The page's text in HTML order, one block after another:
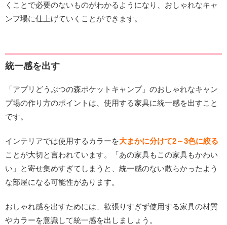
くことで必要のないものがわかるようになり、おしゃれなキャ
ンプ場に仕上げていくことができます。
統一感を出す
「アプリどうぶつの森ポケットキャンプ」のおしゃれなキャン
プ場の作り方のポイントは、使用する家具に統一感を出すこと
です。
インテリアでは使用するカラーを大まかに分けて2～3色に絞る
ことが大切と言われています。「あの家具もこの家具もかわい
い」と寄せ集めすぎてしまうと、統一感のない散らかったよう
な部屋になる可能性があります。
おしゃれ感を出すためには、欲張りすぎず使用する家具の材質
やカラーを意識して統一感を出しましょう。